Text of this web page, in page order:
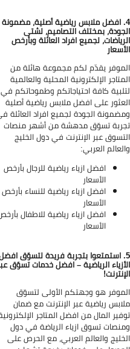
4. افضل ملابس رياضية أصلية، مضمونة
بمختلف التصاميم، لشتى
لجميع افراد العائلة وبأرخص
يقدّم لكم مجموعة هائلة من
الإلكترونية المحلية والعالمية
كافة احتياجاتكم وطموحاتكم في
على افضل ملابس رياضية أصلية
الجودة لجميع افراد العائلة في
تسوّق مدهشة من أشهر منصات
عبر الإنترنت في دول الخليج
العربي:
افضل ازياء رياضية للرجال بأرخص
الأسعار
افضل ازياء رياضية للنساء بأرخص
الأسعار
افضل ازياء رياضية للاطفال بأرخص
الأسعار
5. استمتعوا بتجربة فريدة لتسوّق افضل
الرياضية – افضل خدمات تسوّق عبر
هو وجهتكم الأولى لتسوّق
رياضية عبر الإنترنت مع ضمان
المال من افضل المتاجر الإلكترونية
تسوق ازياء الرياضة في دول
والعالم العربي، مع الحرص على